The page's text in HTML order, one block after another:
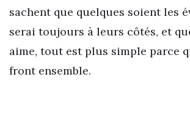
sachent que quelques soient les
serai toujours à leurs côtés, et
aime, tout est plus simple parce
front ensemble.